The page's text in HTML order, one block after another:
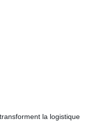
la logistique